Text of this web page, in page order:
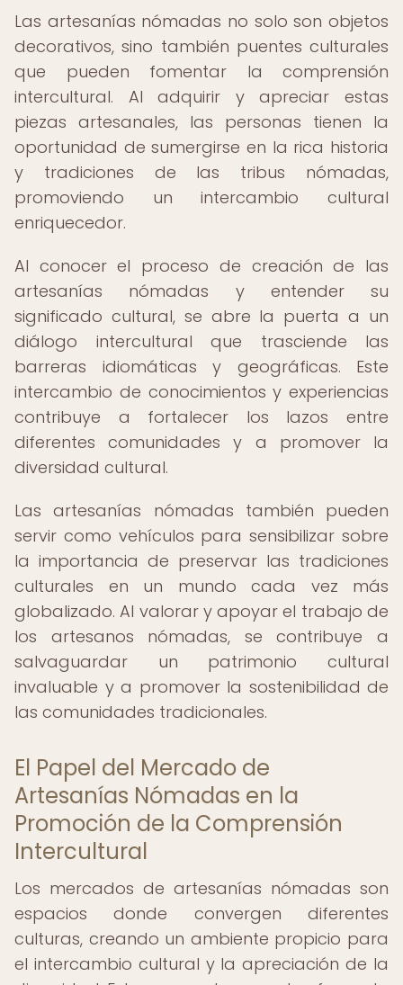
Las artesanías nómadas no solo son objetos
decorativos, sino también puentes culturales
que pueden fomentar la comprensión
intercultural. Al adquirir y apreciar estas
piezas artesanales, las personas tienen la
oportunidad de sumergirse en la rica historia
y tradiciones de las tribus nómadas,
promoviendo un intercambio cultural
enriquecedor.
Al conocer el proceso de creación de las
artesanías nómadas y entender su
significado cultural, se abre la puerta a un
diálogo intercultural que trasciende las
barreras idiomáticas y geográficas. Este
intercambio de conocimientos y experiencias
contribuye a fortalecer los lazos entre
diferentes comunidades y a promover la
diversidad cultural.
Las artesanías nómadas también pueden
servir como vehículos para sensibilizar sobre
la importancia de preservar las tradiciones
culturales en un mundo cada vez más
globalizado. Al valorar y apoyar el trabajo de
los artesanos nómadas, se contribuye a
salvaguardar un patrimonio cultural
invaluable y a promover la sostenibilidad de
las comunidades tradicionales.
El Papel del Mercado de
Artesanías Nómadas en la
Promoción de la Comprensión
Intercultural
Los mercados de artesanías nómadas son
espacios donde convergen diferentes
culturas, creando un ambiente propicio para
el intercambio cultural y la apreciación de la